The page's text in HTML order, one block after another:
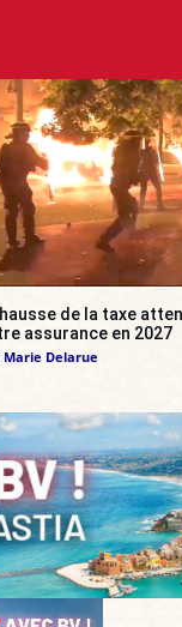
hausse de la taxe
assurance en 2027
Marie Delarue